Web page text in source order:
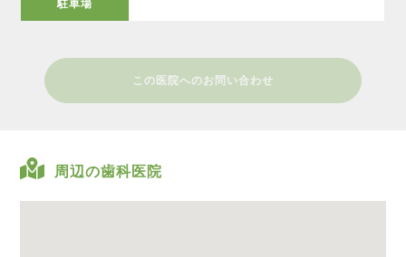
この医院へのお問い合わせ
周辺の歯科医院